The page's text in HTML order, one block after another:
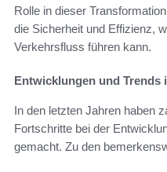
Rolle in dieser
die Sicherheit und Effizienz,
Verkehrsfluss führen kann.
Entwicklungen und Trends
In den letzten Jahren haben
Fortschritte bei der
gemacht. Zu den